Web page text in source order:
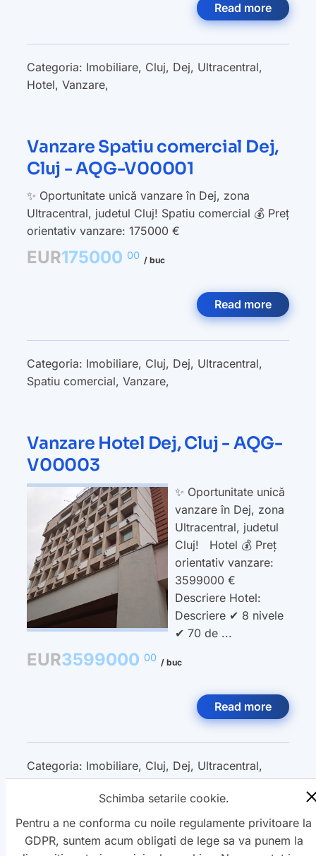
Read more
Categoria: Imobiliare, Cluj, Dej, Ultracentral,
Hotel, Vanzare,
Vanzare Spatiu comercial Dej,
Cluj - AQG-V00001
✨ Oportunitate unică vanzare în Dej, zona
Ultracentral, judetul Cluj! Spatiu comercial 💰 Preț
orientativ vanzare: 175000 €
EUR175000 00 / buc
Read more
Categoria: Imobiliare, Cluj, Dej, Ultracentral,
Spatiu comercial, Vanzare,
Vanzare Hotel Dej, Cluj - AQG-
V00003
✨ Oportunitate unică
vanzare în Dej, zona
Ultracentral, judetul
Cluj! Hotel 💰 Preț
orientativ vanzare:
3599000 €
Descriere Hotel:
Descriere ✔ 8 nivele
✔ 70 de ...
EUR3599000 00 / buc
Read more
Categoria: Imobiliare, Cluj, Dej, Ultracentral,
Hotel,Vanzare,
Schimba setarile cookie.
Pentru a ne conforma cu noile regulamente privitoare la
GDPR, suntem acum obligati de lege sa va punem la